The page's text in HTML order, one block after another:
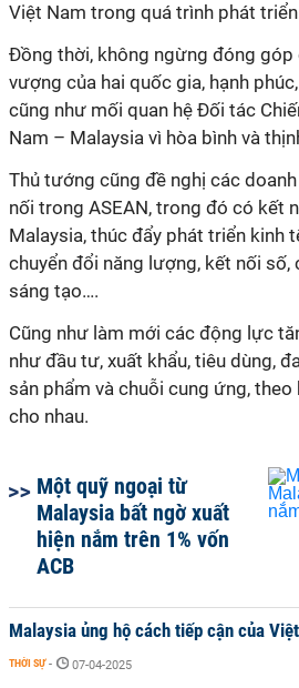
Việt Nam trong quá trình phát
Đồng thời, không ngừng đóng
vượng của hai quốc gia, hạnh
cũng như mối quan hệ Đối tác
Nam – Malaysia vì hòa bình và
Thủ tướng cũng đề nghị các
nối trong ASEAN, trong đó có kết
Malaysia, thúc đẩy phát triển kinh
chuyển đổi năng lượng, kết nối số,
sáng tạo….
Cũng như làm mới các động lực
như đầu tư, xuất khẩu, tiêu dùng,
sản phẩm và chuỗi cung ứng,
cho nhau.
Một quỹ ngoại từ
Malaysia bất ngờ xuất
hiện nắm trên 1% vốn
ACB
Malaysia ủng hộ cách tiếp cận của
THỜI SỰ - 07-04-2025